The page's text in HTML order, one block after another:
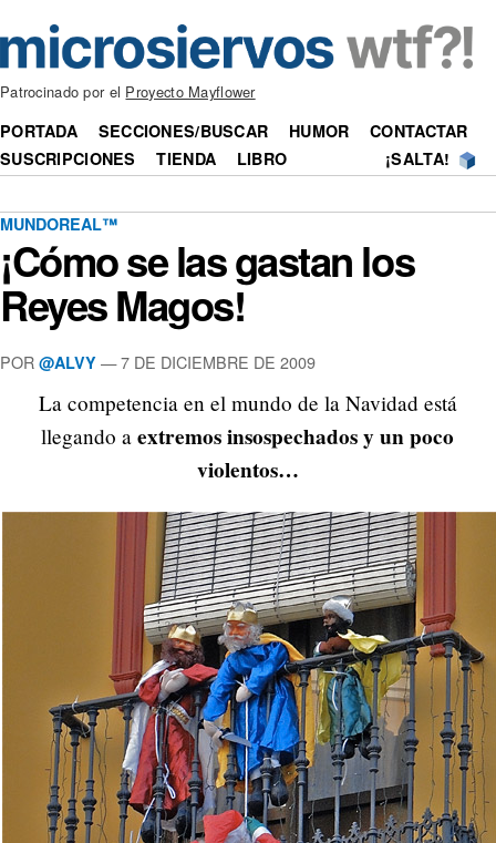
Patrocinado por el Proyecto Mayflower
PORTADA SECCIONES/BUSCAR HUMOR
CONTACTAR
SUSCRIPCIONES
TIENDA LIBRO ¡SALTA!
MUNDOREAL™
¡Cómo se las gastan los
Reyes Magos!
POR @ALVY —7 DE DICIEMBRE DE 2009
La competencia en el mundo de la Navidad está
llegando aextremos insospechados y un poco
violentos…